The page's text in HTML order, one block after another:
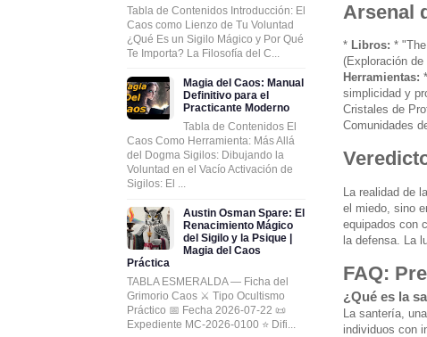
Arsenal
* Libros: *
(Exploración
Herramientas: *
simplicidad y
Cristales de
Comunidades
La realidad de
el miedo, sino
equipados con
la defensa. La
FAQ:
¿Qué es la
La santería,
individuos con
Tabla de Contenidos Introducción: El
Caos como Lienzo de Tu Voluntad
¿Qué Es un Sigilo Mágico y Por Qué
Te Importa? La Filosofía del C...
Magia del Caos: Manual
Definitivo para el
Practicante Moderno
Tabla de Contenidos El
Caos Como Herramienta: Más Allá
del Dogma Sigilos: Dibujando la
Voluntad en el Vacío Activación de
Sigilos: El ...
Austin Osman Spare: El
Renacimiento Mágico
del Sigilo y la Psique |
Magia del Caos
Práctica
TABLA ESMERALDA — Ficha del
Grimorio Caos ⚔️ Tipo Ocultismo
Práctico 📅 Fecha 2026-07-22 📜
Expediente MC-2026-0100 ⭐ Difi...